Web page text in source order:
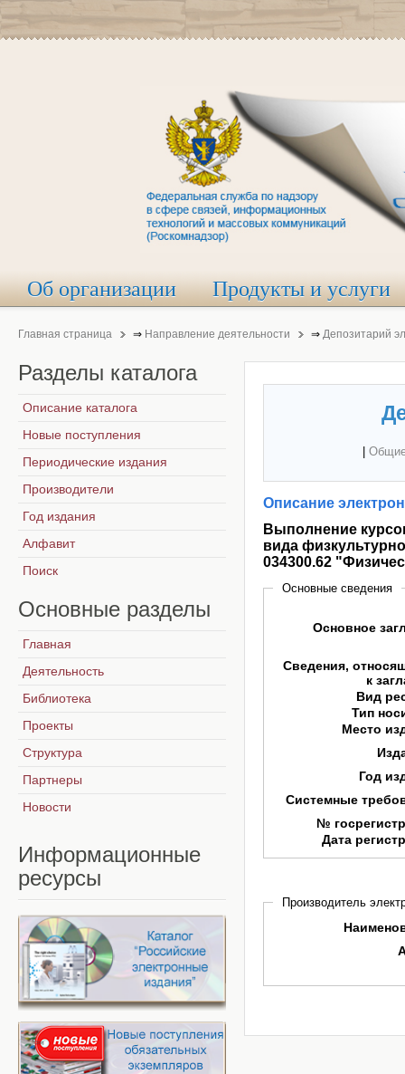
Об организации Продукты и услуги
Главная страница ⇒ Направление деятельности ⇒ Депозитарий
Описание
Выполнение
вида
034300.62
Основные сведения
Основное
Сведения,
к
Вид
Тип
Место
Год
Системные
№
Дата
Производитель
Разделы каталога
Описание каталога
Новые поступления
Периодические издания
Производители
Год издания
Алфавит
Поиск
Основные разделы
Главная
Деятельность
Библиотека
Проекты
Структура
Партнеры
Новости
Информационные
ресурсы